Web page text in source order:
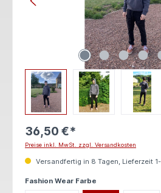
36,50 €*
Preise inkl. MwSt. zzgl. Versandkosten
Versandfertig in 8 Tagen, Lieferzeit
Fashion Wear Farbe